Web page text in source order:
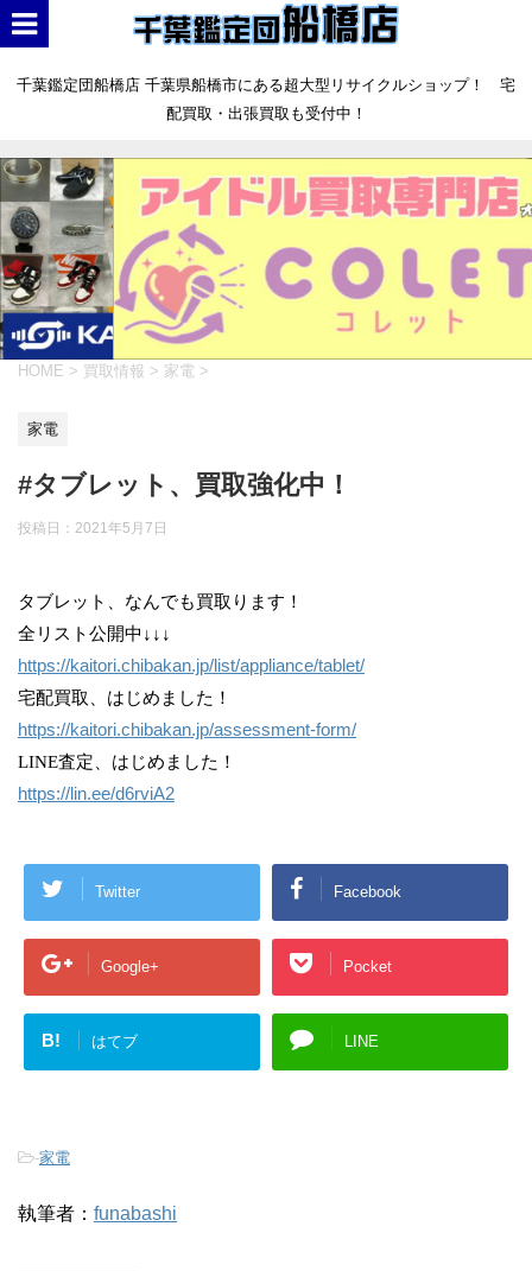
千葉鑑定団船橋店 千葉県船橋市にある超大型リサイクルショップ！ 宅
配買取・出張買取も受付中！
HOME > 買取情報 > 家電 >
家電
#タブレット、買取強化中！
投稿日： 2021年5月7日
タブレット、なんでも買取ります！
全リスト公開中↓↓↓
https://kaitori.chibakan.jp/list/appliance/tablet/
宅配買取、はじめました！
https://kaitori.chibakan.jp/assessment-form/
LINE査定、はじめました！
https://lin.ee/d6rviA2
Twitter Facebook
Google+ Pocket
B! はてブ LINE
-家電
執筆者： funabashi